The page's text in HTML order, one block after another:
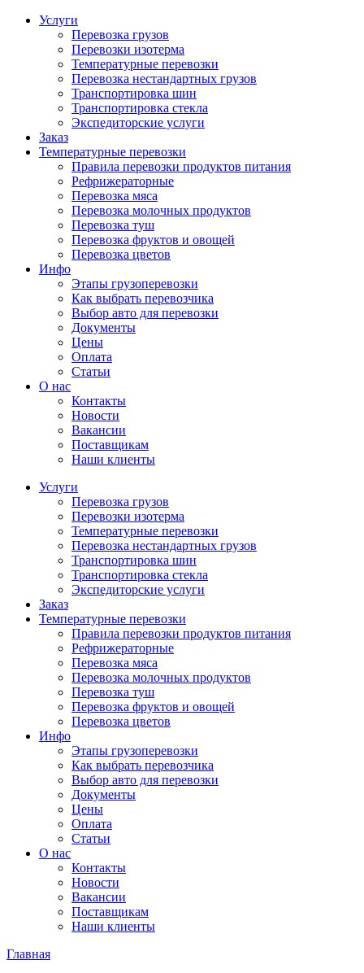
Услуги
Перевозка грузов
Перевозки изотерма
Температурные перевозки
Перевозка нестандартных грузов
Транспортировка шин
Транспортировка стекла
Экспедиторские услуги
Заказ
Температурные перевозки
Правила перевозки продуктов питания
Рефрижераторные
Перевозка мяса
Перевозка молочных продуктов
Перевозка туш
Перевозка фруктов и овощей
Перевозка цветов
Инфо
Этапы грузоперевозки
Как выбрать перевозчика
Выбор авто для перевозки
Документы
Цены
Оплата
Статьи
О нас
Контакты
Новости
Вакансии
Поставщикам
Наши клиенты
Услуги
Перевозка грузов
Перевозки изотерма
Температурные перевозки
Перевозка нестандартных грузов
Транспортировка шин
Транспортировка стекла
Экспедиторские услуги
Заказ
Температурные перевозки
Правила перевозки продуктов питания
Рефрижераторные
Перевозка мяса
Перевозка молочных продуктов
Перевозка туш
Перевозка фруктов и овощей
Перевозка цветов
Инфо
Этапы грузоперевозки
Как выбрать перевозчика
Выбор авто для перевозки
Документы
Цены
Оплата
Статьи
О нас
Контакты
Новости
Вакансии
Поставщикам
Наши клиенты
Главная